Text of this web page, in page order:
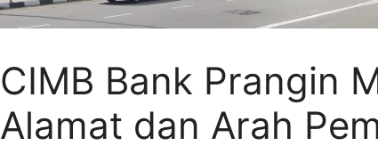
CIMB Bank Prangin
Alamat dan Arah